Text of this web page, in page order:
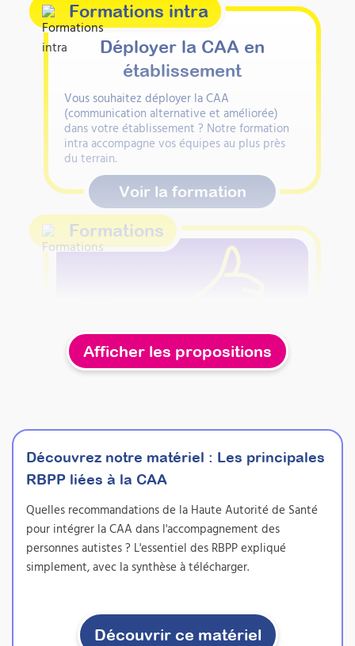
Formations intra
Déployer la CAA en
établissement
Vous souhaitez déployer la CAA
(communication alternative et améliorée)
dans votre établissement ? Notre formation
intra accompagne vos équipes au plus près
du terrain.
Voir la formation
Formations
Utiliser les signes associés
à la parole comme moyen
de CAA
Attestation de formation
Afficher les propositions
Découvrez notre matériel : Les principales
RBPP liées à la CAA
Quelles recommandations de la Haute Autorité de Santé
pour intégrer la CAA dans l'accompagnement des
personnes autistes ? L'essentiel des RBPP expliqué
simplement, avec la synthèse à télécharger.
Découvrir ce matériel